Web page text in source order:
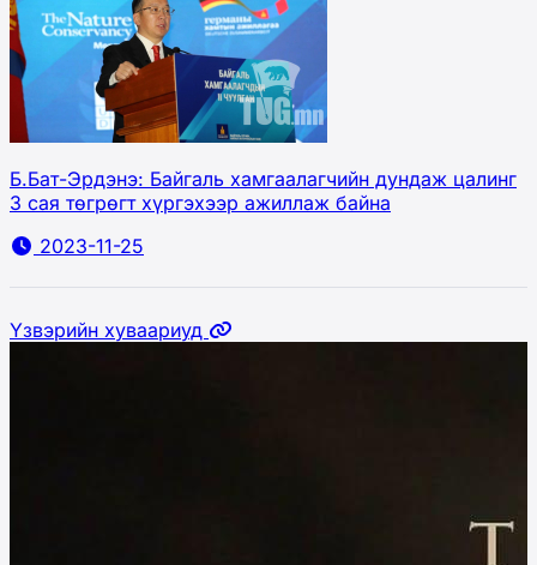
Б.Бат-Эрдэнэ: Байгаль хамгаалагчийн дундаж цалинг
3 сая төгрөгт хүргэхээр ажиллаж байна
2023-11-25
Үзвэрийн хуваариуд